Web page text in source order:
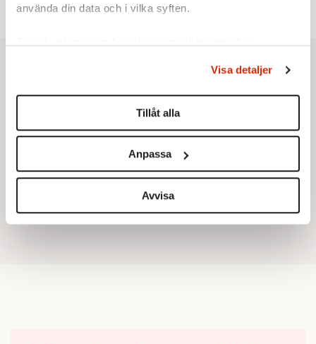
använda din data och i vilka syften.
Du kan ändra eller dra tillbaka ditt samtycke när som
helst från cookie-förklaringen.
Vi använder enhetsidentifierare för att anpassa innehållet
för sociala medier och analysera vår trafik. Vi
vidarebefordrar även sådana identifierare och annan
information från din enhet till de sociala medier och
annons- och analysföretag som vi samarbetar med.
Dessa kan i sin tur kombinera informationen med annan
Visa detaljer
Tillåt alla
Anpassa
Avvisa